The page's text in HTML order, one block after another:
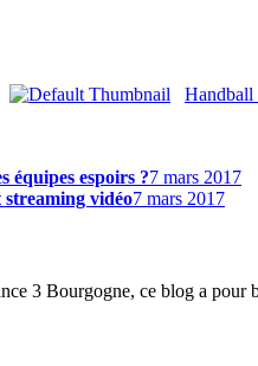
Handball
équipes espoirs ?7 mars 2017
streaming vidéo7 mars 2017
3 Bourgogne, ce blog a